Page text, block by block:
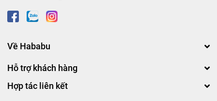
Về Hababu
Hỗ trợ khách hàng
Hợp tác liên kết